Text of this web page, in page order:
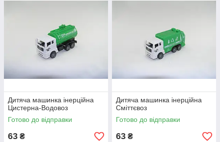
Дитяча машинка інерційна
Цистерна-Водовоз
Готово до відправки
63 ₴
Дитяча машинка інерційна
Сміттєвоз
Готово до відправки
63 ₴